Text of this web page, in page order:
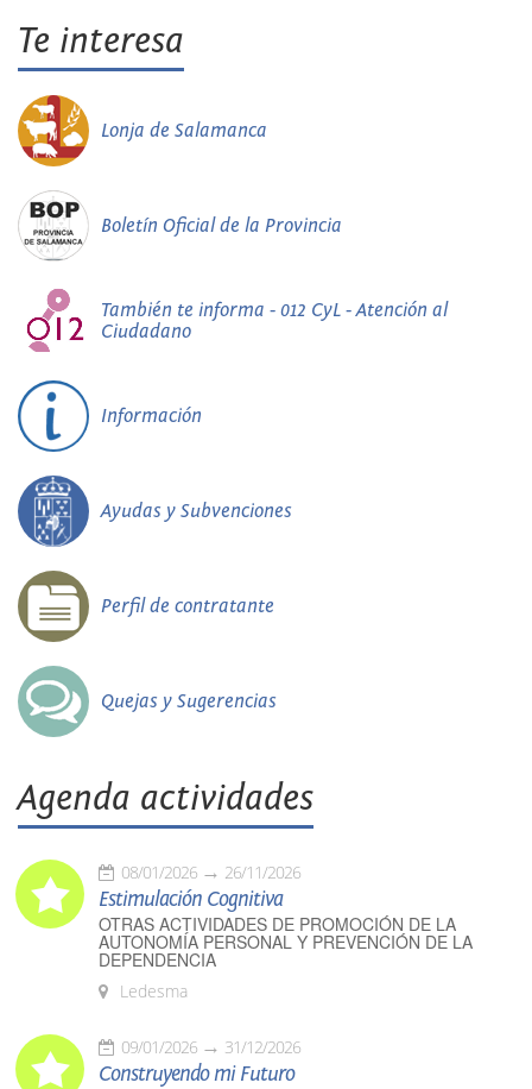
Te interesa
Lonja de Salamanca
Boletín Oficial de la Provincia
También te informa - 012 CyL - Atención al
Ciudadano
Información
Ayudas y Subvenciones
Perfil de contratante
Quejas y Sugerencias
Agenda actividades
08/01/2026 26/11/2026
Estimulación Cognitiva
OTRAS ACTIVIDADES DE PROMOCIÓN DE LA
AUTONOMÍA PERSONAL Y PREVENCIÓN DE LA
DEPENDENCIA
Ledesma
09/01/2026 31/12/2026
Construyendo mi Futuro